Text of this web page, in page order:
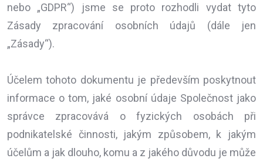
nebo „GDPR“) jsme se proto rozhodli vydat tyto
Zásady zpracování osobních údajů (dále jen
„Zásady“).
Účelem tohoto dokumentu je především poskytnout
informace o tom, jaké osobní údaje Společnost jako
správce zpracovává o fyzických osobách při
podnikatelské činnosti, jakým způsobem, k jakým
účelům a jak dlouho, komu a z jakého důvodu je může